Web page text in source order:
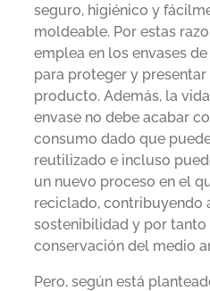
seguro, higiénico y
moldeable. Por estas
emplea en los envases
para proteger y
producto. Además, la
envase no debe acabar
consumo dado que
reutilizado e incluso
un nuevo proceso en el
reciclado, contribuyendo
sostenibilidad y por tanto
conservación del medio
Pero, según está